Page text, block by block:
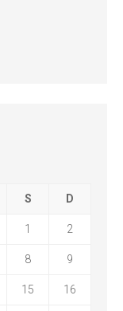
S D
1 2
8 9
15 16